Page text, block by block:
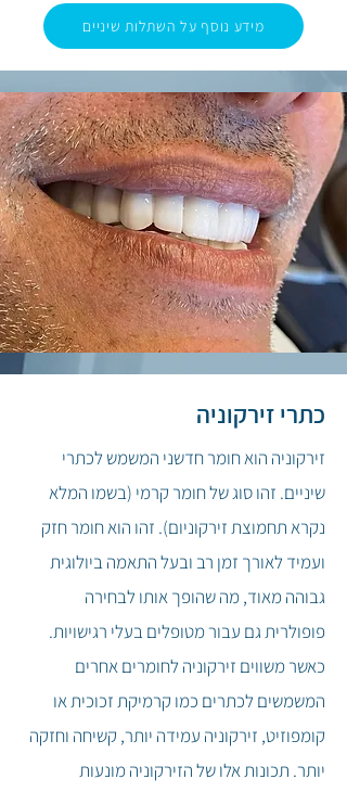
מידע נוסף על השתלות שיניים
כתרי זירקוניה
זירקוניה הוא חומר חדשני המשמש לכתרי
שיניים. זהו סוג של חומר קרמי (בשמו המלא
נקרא תחמוצת זירקוניום). זהו הוא חומר חזק
ועמיד לאורך זמן רב ובעל התאמה ביולוגית
גבוהה מאוד, מה שהופך אותו לבחירה
פופולרית גם עבור מטופלים בעלי רגישויות.
כאשר משווים זירקוניה לחומרים אחרים
המשמשים לכתרים כמו קרמיקת זכוכית או
קומפוזיט, זירקוניה עמידה יותר, קשיחה וחזקה
יותר. תכונות אלו של הזירקוניה מונעות